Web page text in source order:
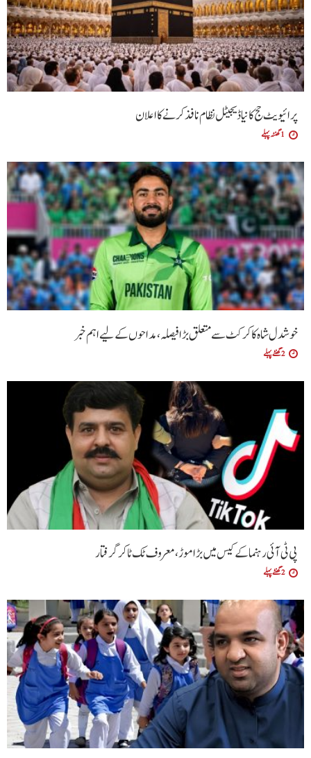
پرائیویٹ حج کا نیا ڈیجیٹل نظام نافذ کرنے کا اعلان
1 گھنٹہ پہلے
خوشدل شاہ کا کرکٹ سے متعلق بڑا فیصلہ، مداحوں کے لیے اہم خبر
2 گھنٹے پہلے
پی ٹی آئی رہنما کے کیس میں بڑا موڑ، معروف ٹک ٹاکر گرفتار
2 گھنٹے پہلے